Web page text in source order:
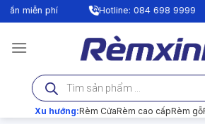
Bỏ
qua
nội
Hotline: 084 698 9999 Bảo hành lên
Tìm
kiếm
sản
phẩm
Xu hướng:Rèm CửaRèm cao cấpRèm gỗ